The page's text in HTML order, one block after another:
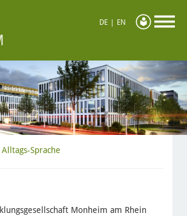
DE EN
Sprache
Monheim am Rhein